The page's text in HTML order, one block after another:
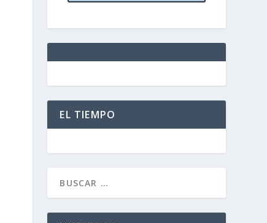
EL TIEMPO